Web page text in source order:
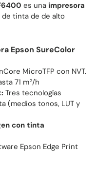
es una impresora
tinta de de alto
Epson SureColor
MicroTFP con NVT.
71 m2/h
Tres tecnologías
(medios tonos, LUT y
con tinta
Epson Edge Print